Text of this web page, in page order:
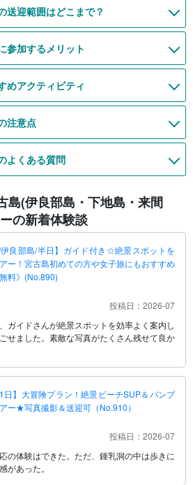
送迎範囲はどこまで？
参加するメリット
めアクティビティ
注意点
よくある質問
島(伊良部島・下地島・来間
の新着体験談
良部島/半日】ガイド付き☆絶景スポットを
ー！宮古島初めての方や女子旅にもおすすめ
料》(No.890)
投稿日：2026-07
ガイドさんが絶景スポットを効率よく案内し
せました。素敵な写真がたくさん残せて良か
】大冒険プラン！絶景ビーチSUP＆パンプ
ー★写真撮影＆送迎可（No.910）
投稿日：2026-07
の体験はできた。ただ、鍾乳洞の中は歩きに
があった。